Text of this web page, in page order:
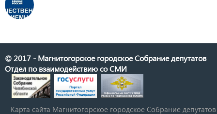
© 2017 - Магнитогорское городское Собрание депутатов
Отдел по взаимодействию со СМИ
Карта сайта Магнитогорское городское Cобрание депутатов